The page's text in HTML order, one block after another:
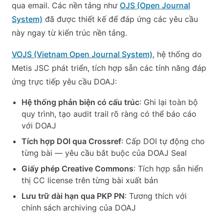
qua email. Các nền tảng như OJS (Open Journal
System) đã được thiết kế để đáp ứng các yêu cầu
này ngay từ kiến trúc nền tảng.
VOJS (Vietnam Open Journal System), hệ thống do
Metis JSC phát triển, tích hợp sẵn các tính năng đáp
ứng trực tiếp yêu cầu DOAJ:
Hệ thống phản biện có cấu trúc: Ghi lại toàn bộ
quy trình, tạo audit trail rõ ràng có thể báo cáo
với DOAJ
Tích hợp DOI qua Crossref: Cấp DOI tự động cho
từng bài — yêu cầu bắt buộc của DOAJ Seal
Giấy phép Creative Commons: Tích hợp sẵn hiển
thị CC license trên từng bài xuất bản
Lưu trữ dài hạn qua PKP PN: Tương thích với
chính sách archiving của DOAJ